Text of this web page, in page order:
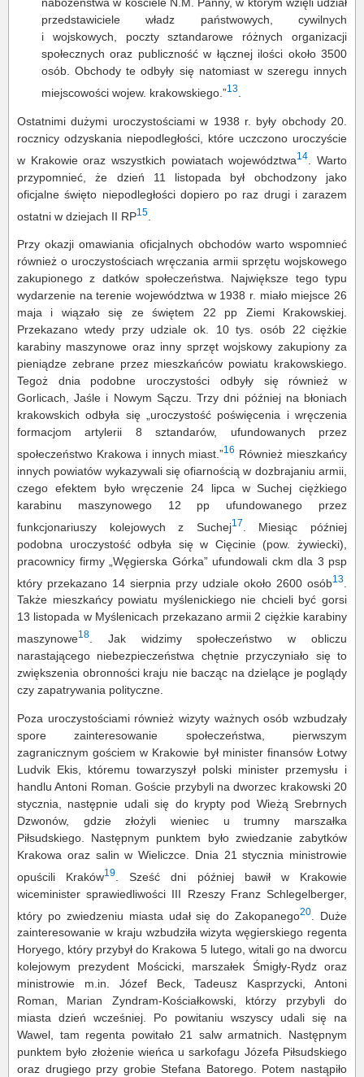
nabożeństwa w kościele N.M. Panny, w którym wzięli udział
przedstawiciele władz państwowych, cywilnych
i wojskowych, poczty sztandarowe różnych organizacji
społecznych oraz publiczność w łącznej ilości około 3500
osób. Obchody te odbyły się natomiast w szeregu innych
miejscowości wojew. krakowskiego.”13
Ostatnimi dużymi uroczystościami w 1938 r. były obchody 20.
rocznicy odzyskania niepodległości, które uczczono uroczyście
w Krakowie oraz wszystkich powiatach województwa14
. Warto
przypomnieć, że dzień 11 listopada był obchodzony jako
oficjalne święto niepodległości dopiero po raz drugi i zarazem
ostatni w dziejach II RP15
Przy okazji omawiania oficjalnych obchodów warto wspomnieć
również o uroczystościach wręczania armii sprzętu wojskowego
zakupionego z datków społeczeństwa. Największe tego typu
wydarzenie na terenie województwa w 1938 r. miało miejsce 26
maja i wiązało się ze świętem 22 pp Ziemi Krakowskiej.
Przekazano wtedy przy udziale ok. 10 tys. osób 22 ciężkie
karabiny maszynowe oraz inny sprzęt wojskowy zakupiony za
pieniądze zebrane przez mieszkańców powiatu krakowskiego.
Tegoż dnia podobne uroczystości odbyły się również w
Gorlicach, Jaśle i Nowym Sączu. Trzy dni później na błoniach
krakowskich odbyła się „uroczystość poświęcenia i wręczenia
formacjom artylerii 8 sztandarów, ufundowanych przez
społeczeństwo Krakowa i innych miast.”16 Również mieszkańcy
innych powiatów wykazywali się ofiarnością w dozbrajaniu armii,
czego efektem było wręczenie 24 lipca w Suchej ciężkiego
karabinu maszynowego 12 pp ufundowanego przez
funkcjonariuszy kolejowych z Suchej17
. Miesiąc później
podobna uroczystość odbyła się w Cięcinie (pow. żywiecki),
pracownicy firmy „Węgierska Górka” ufundowali ckm dla 3 psp
który przekazano 14 sierpnia przy udziale około 2600 osób13
Także mieszkańcy powiatu myślenickiego nie chcieli być gorsi
13 listopada w Myślenicach przekazano armii 2 ciężkie karabiny
maszynowe18
. Jak widzimy społeczeństwo w obliczu
narastającego niebezpieczeństwa chętnie przyczyniało się to
zwiększenia obronności kraju nie bacząc na dzielące je poglądy
czy zapatrywania polityczne.
Poza uroczystościami również wizyty ważnych osób wzbudzały
spore zainteresowanie społeczeństwa, pierwszym
zagranicznym gościem w Krakowie był minister finansów Łotwy
Ludvik Ekis, któremu towarzyszył polski minister przemysłu i
handlu Antoni Roman. Goście przybyli na dworzec krakowski 20
stycznia, następnie udali się do krypty pod Wieżą Srebrnych
Dzwonów, gdzie złożyli wieniec u trumny marszałka
Piłsudskiego. Następnym punktem było zwiedzanie zabytków
Krakowa oraz salin w Wieliczce. Dnia 21 stycznia ministrowie
opuścili Kraków19
. Sześć dni później bawił w Krakowie
wiceminister sprawiedliwości III Rzeszy Franz Schlegelberger,
który po zwiedzeniu miasta udał się do Zakopanego20
. Duże
zainteresowanie w kraju wzbudziła wizyta węgierskiego regenta
Horyego, który przybył do Krakowa 5 lutego, witali go na dworcu
kolejowym prezydent Mościcki, marszałek Śmigły-Rydz oraz
ministrowie m.in. Józef Beck, Tadeusz Kasprzycki, Antoni
Roman, Marian Zyndram-Kościałkowski, którzy przybyli do
miasta dzień wcześniej. Po powitaniu wszyscy udali się na
Wawel, tam regenta powitało 21 salw armatnich. Następnym
punktem było złożenie wieńca u sarkofagu Józefa Piłsudskiego
oraz drugiego przy grobie Stefana Batorego. Potem nastąpiło